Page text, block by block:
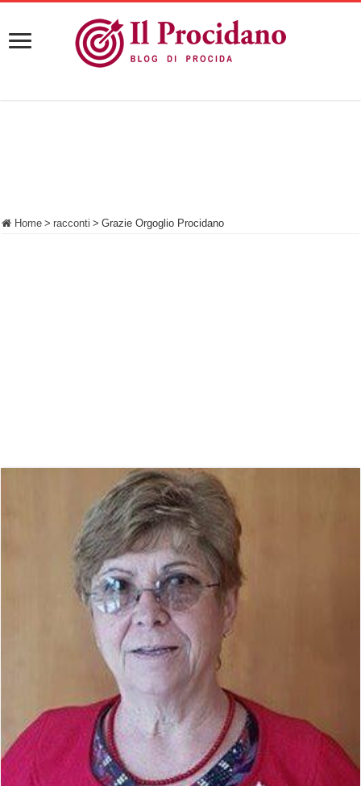
Home > racconti > Grazie Orgoglio Procidano